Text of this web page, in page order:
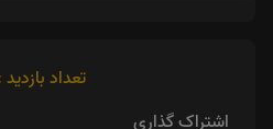
تعداد بازدید :
اشتراک گذاری